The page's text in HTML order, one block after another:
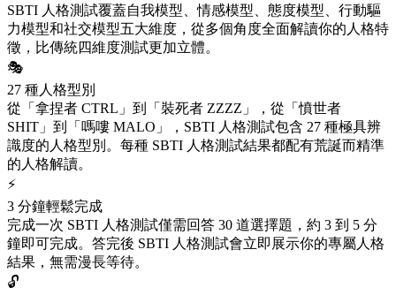
SBTI 人格測試覆蓋自我模型、情感模型、態度模型、行動驅
力模型和社交模型五大維度，從多個角度全面解讀你的人格特
徵，比傳統四維度測試更加立體。
🎭
27 種人格型別
從「拿捏者 CTRL」到「裝死者 ZZZZ」，從「憤世者
SHIT」到「嗎嘍 MALO」，SBTI 人格測試包含 27 種極具辨
識度的人格型別。每種 SBTI 人格測試結果都配有荒誕而精準
的人格解讀。
⚡
3 分鐘輕鬆完成
完成一次 SBTI 人格測試僅需回答 30 道選擇題，約 3 到 5 分
鐘即可完成。答完後 SBTI 人格測試會立即展示你的專屬人格
結果，無需漫長等待。
🔓